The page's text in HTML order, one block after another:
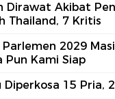
Dirawat Akibat
Thailand, 7 Kritis
2029
Pun Kami Siap
Diperkosa 15 Pria,